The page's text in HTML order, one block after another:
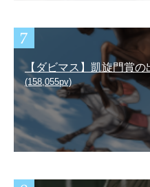
【ダビマス】凱旋門賞
(158,055pv)